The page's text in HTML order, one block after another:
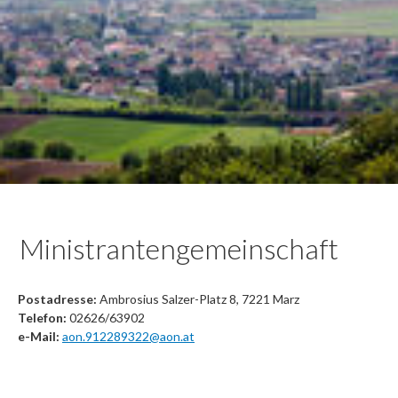
Ministrantengemeinschaft
Postadresse: Ambrosius Salzer-Platz 8, 7221 Marz
Telefon: 02626/63902
e-Mail: aon.912289322@aon.at